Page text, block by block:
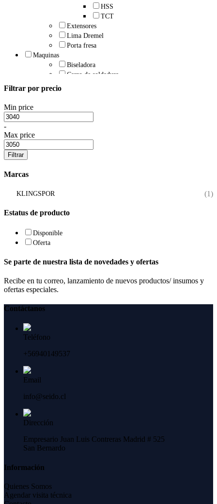
HSS
TCT
Extensores
Lima Dremel
Porta fresa
Maquinas
Biseladora
Carro de soldadura
Torchas
Bernard
Filtrar por precio
Min price
-
Max price
Filtrar
Marcas
KLINGSPOR (1)
Estatus de producto
Disponible
Oferta
Se parte de nuestra lista de novedades y ofertas
Recibe en tu correo, lanzamiento de nuevos productos/ insumos y
ofertas especiales.
Contáctanos
Teléfono
+56940149537
Email
info@seido.cl
Dirección
Empresario Juan Luis Contreras Madrid # 525
San Bernardo
Información
Quienes Somos
Agendar visita técnica